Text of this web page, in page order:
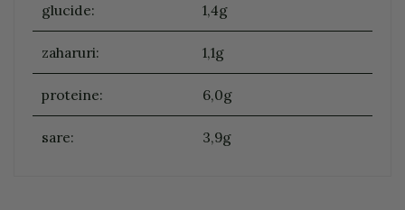
glucide: 1,4g
zaharuri: 1,1g
proteine: 6,0g
sare: 3,9g